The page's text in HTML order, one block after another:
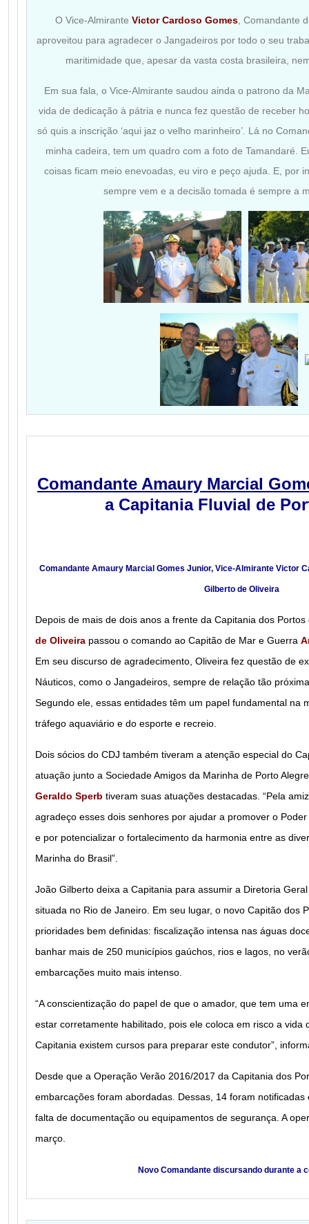
O Vice-Almirante Victor Cardoso Gomes , Comandante
aproveitou para agradecer o Jangadeiros por todo o seu
maritimidade que, apesar da vasta costa brasileira,
Em sua fala, o Vice-Almirante saudou ainda o patrono da
vida de dedicação à pátria e nunca fez questão de receber
só quis a inscrição ‘aqui jaz o velho marinheiro’. Lá no
minha cadeira, tem um quadro com a foto de Tamandaré.
coisas ficam meio enevoadas, eu viro e peço ajuda. E, por
sempre vem e a decisão tomada é sempre a
Comandante Amaury Marcial
a Capitania Fluvial de
Comandante Amaury Marcial Gomes Junior, Vice-Almirante Victor
Gilberto de Oliveira
Depois de mais de dois anos a frente da Capitania dos
de Oliveira passou o comando ao Capitão de Mar e Guerra
Em seu discurso de agradecimento, Oliveira fez questão de
Náuticos, como o Jangadeiros, sempre de relação tão
Segundo ele, essas entidades têm um papel fundamental na
tráfego aquaviário e do esporte e recreio.
Dois sócios do CDJ também tiveram a atenção especial do
atuação junto a Sociedade Amigos da Marinha de Porto
Geraldo Sperb tiveram suas atuações destacadas. “Pela
agradeço esses dois senhores por ajudar a promover o
e por potencializar o fortalecimento da harmonia entre as
Marinha do Brasil”.
João Gilberto deixa a Capitania para assumir a Diretoria
situada no Rio de Janeiro. Em seu lugar, o novo Capitão dos
prioridades bem definidas: fiscalização intensa nas águas
banhar mais de 250 municípios gaúchos, rios e lagos, no
embarcações muito mais intenso.
“A conscientização do papel de que o amador, que tem uma
estar corretamente habilitado, pois ele coloca em risco a vida
Capitania existem cursos para preparar este condutor”,
Desde que a Operação Verão 2016/2017 da Capitania dos
embarcações foram abordadas. Dessas, 14 foram
falta de documentação ou equipamentos de segurança. A
março.
Novo Comandante discursando durante a